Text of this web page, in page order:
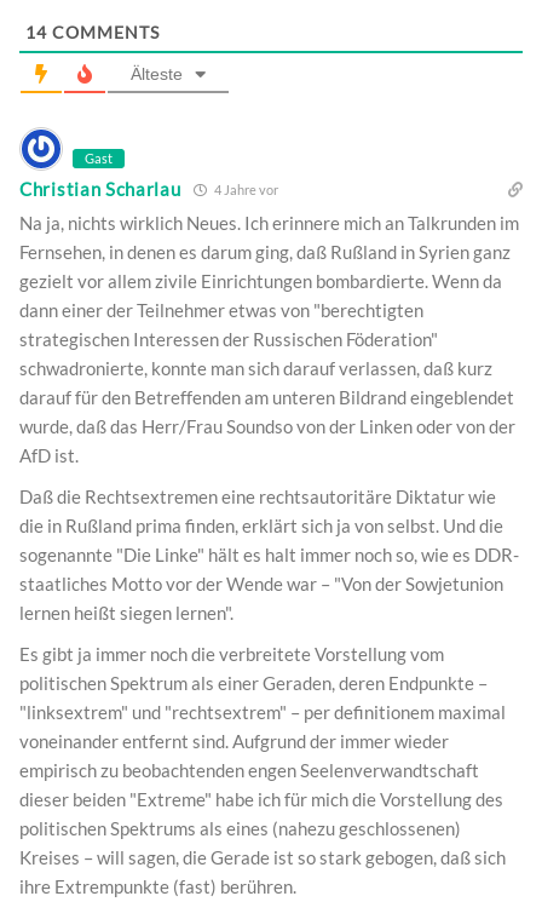
14 COMMENTS
Älteste
Gast
Christian Scharlau 4 Jahre vor
Na ja, nichts wirklich Neues. Ich erinnere mich an Talkrunden im
Fernsehen, in denen es darum ging, daß Rußland in Syrien ganz
gezielt vor allem zivile Einrichtungen bombardierte. Wenn da
dann einer der Teilnehmer etwas von "berechtigten
strategischen Interessen der Russischen Föderation"
schwadronierte, konnte man sich darauf verlassen, daß kurz
darauf für den Betreffenden am unteren Bildrand eingeblendet
wurde, daß das Herr/Frau Soundso von der Linken oder von der
AfD ist.
Daß die Rechtsextremen eine rechtsautoritäre Diktatur wie
die in Rußland prima finden, erklärt sich ja von selbst. Und die
sogenannte "Die Linke" hält es halt immer noch so, wie es DDR-
staatliches Motto vor der Wende war – "Von der Sowjetunion
lernen heißt siegen lernen".
Es gibt ja immer noch die verbreitete Vorstellung vom
politischen Spektrum als einer Geraden, deren Endpunkte –
"linksextrem" und "rechtsextrem" – per definitionem maximal
voneinander entfernt sind. Aufgrund der immer wieder
empirisch zu beobachtenden engen Seelenverwandtschaft
dieser beiden "Extreme" habe ich für mich die Vorstellung des
politischen Spektrums als eines (nahezu geschlossenen)
Kreises – will sagen, die Gerade ist so stark gebogen, daß sich
ihre Extrempunkte (fast) berühren.